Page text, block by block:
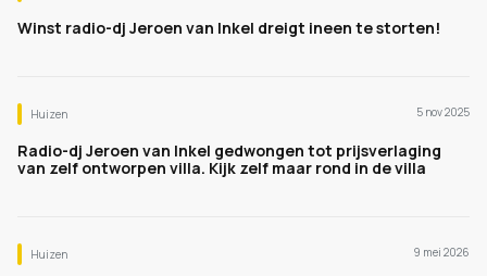
Winst radio-dj Jeroen van Inkel dreigt ineen te storten!
Huizen 5 nov 2025
Radio-dj Jeroen van Inkel gedwongen tot prijsverlaging
van zelf ontworpen villa. Kijk zelf maar rond in de villa
Huizen 9 mei 2026